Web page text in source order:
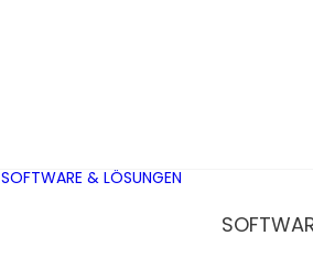
SOFTWARE & LÖSUNGEN